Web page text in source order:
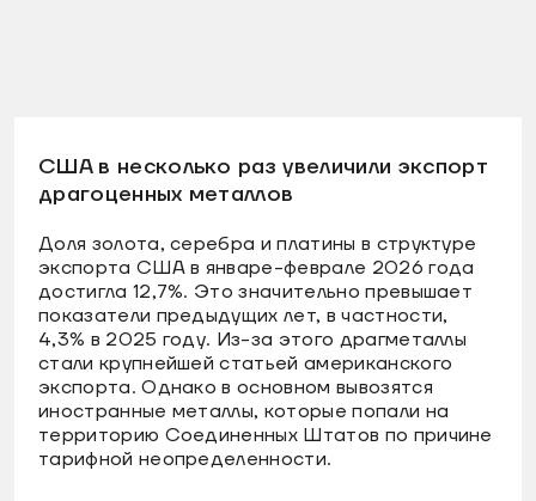
США в несколько раз увеличили экспорт
драгоценных металлов
Доля золота, серебра и платины в структуре
экспорта США в январе-феврале 2026 года
достигла 12,7%. Это значительно превышает
показатели предыдущих лет, в частности,
4,3% в 2025 году. Из-за этого драгметаллы
стали крупнейшей статьей американского
экспорта. Однако в основном вывозятся
иностранные металлы, которые попали на
территорию Соединенных Штатов по причине
тарифной неопределенности.